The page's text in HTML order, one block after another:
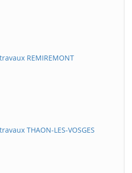
REMIREMONT
THAON-LES-VOSGES